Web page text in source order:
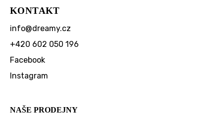
KONTAKT
info@dreamy.cz
+420 602 050 196
Facebook
Instagram
NAŠE PRODEJNY